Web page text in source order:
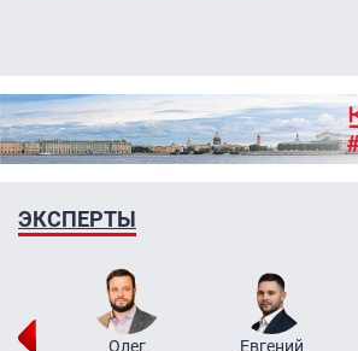
ЭКСПЕРТЫ
Олег
Евгений